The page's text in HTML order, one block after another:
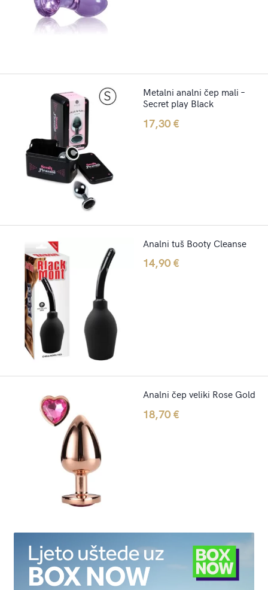
Metalni analni čep mali –
Secret play Black
17,30€
Analni tuš Booty Cleanse
14,90€
Analni čep veliki Rose Gold
18,70€